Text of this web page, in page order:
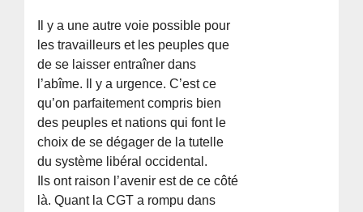
Il y a une autre voie possible pour
les travailleurs et les peuples que
de se laisser entraîner dans
l’abîme. Il y a urgence. C’est ce
qu’on parfaitement compris bien
des peuples et nations qui font le
choix de se dégager de la tutelle
du système libéral occidental.
Ils ont raison l’avenir est de ce côté
là. Quant la CGT a rompu dans